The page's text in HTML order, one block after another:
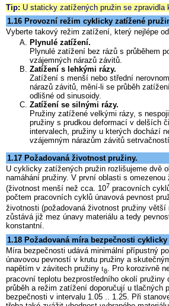
Tip: U staticky zatížených pružin se zpravidla
1.16 Provozní režim cyklicky zatížené
Vyberte takový režim zatížení, který nejlépe
Plynulé zatížení.
Plynulé zatížení bez rázů s průběhem
vzájemných nárazů závitů.
Zatížení s lehkými rázy.
Zatížení s menší nebo střední
nárazů závitů, mění-li se průběh
odlišné od sinusoidy.
Zatížení se silnými rázy.
Pružiny zatížené velkými rázy, s
pružiny s prudkou deformací v delších
intervalech, pružiny u kterých dochází
vzájemným nárazům závitů setrvačností.
1.17 Požadovaná životnost pružiny.
U cyklicky zatížených pružin rozlišujeme dvě
namáhání pružiny. V první oblasti s
(životnost menší než cca. 107 pracovních
počtem pracovních cyklů únavová pevnost
životnosti (požadovaná životnost pružiny větší
zůstává již mez únavy materiálu a tedy
konstantní.
1.18 Požadovaná míra bezpečnosti
Míra bezpečnosti udává minimální přípustný
únavovou pevností v krutu pružiny a
napětím v závitech pružiny t8. Pro korozivně
pracovní teplotu bezprostředního okolí pružiny
průběh a režim zatížení doporučují u tlačných
bezpečnosti v intervalu 1.05 .. 1.25. Při